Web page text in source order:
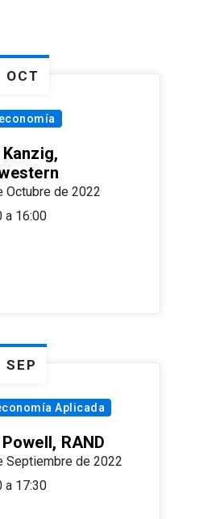
OCT
Octubre de 2022
a 16:00
SEP
Aplicada
RAND
Septiembre de 2022
a 17:30